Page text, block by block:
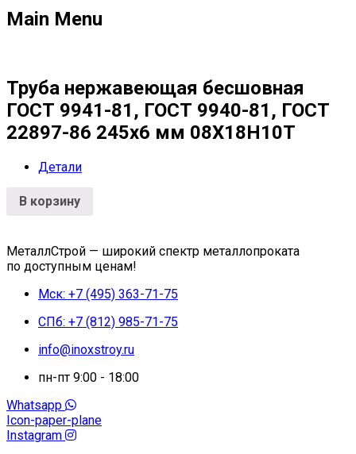
Main Menu
Труба нержавеющая бесшовная
ГОСТ 9941-81, ГОСТ 9940-81, ГОСТ
22897-86 245х6 мм 08Х18Н10Т
Детали
В корзину
МеталлСтрой — широкий спектр металлопроката
по доступным ценам!
Мск: +7 (495) 363-71-75
СПб: +7 (812) 985-71-75
info@inoxstroy.ru
пн-пт 9:00 - 18:00
Whatsapp
Icon-paper-plane
Instagram